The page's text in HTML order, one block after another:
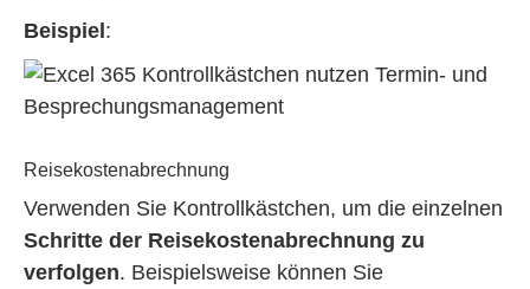
Beispiel:
Reisekostenabrechnung
Verwenden Sie Kontrollkästchen, um die einzelnen
Schritte der Reisekostenabrechnung zu
verfolgen. Beispielsweise können Sie